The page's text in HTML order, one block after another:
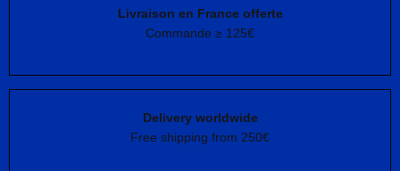
Livraison en France offerte
Commande ≥ 125€
Delivery worldwide
Free shipping from 250€